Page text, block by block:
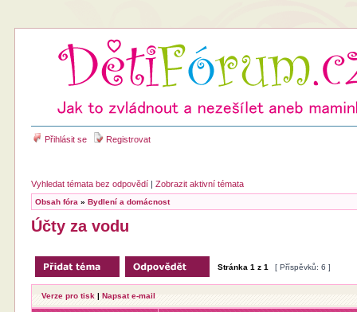
Přihlásit se Registrovat
Vyhledat témata bez odpovědí |Zobrazit aktivní témata
Obsah fóra »Bydlení a domácnost
Účty za vodu
Stránka1 z1 [ Příspěvků: 6 ]
Verze pro tisk |Napsat e-mail